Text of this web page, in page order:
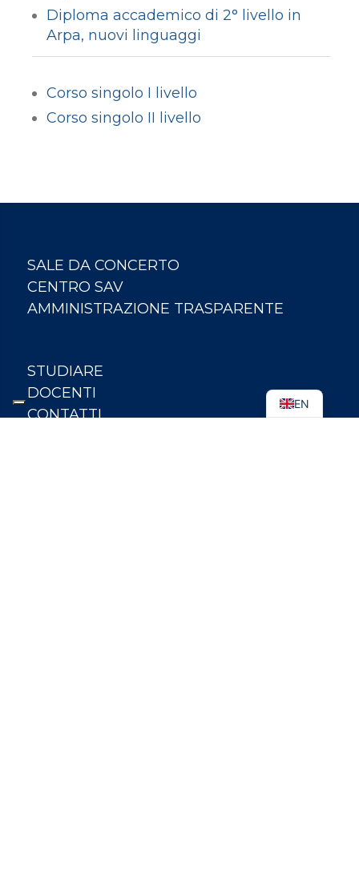
Diploma accademico di 2° livello in
Arpa, nuovi linguaggi
Corso singolo I livello
Corso singolo II livello
SALE DA CONCERTO
CENTRO SAV
AMMINISTRAZIONE TRASPARENTE
STUDIARE
DOCENTI
CONTATTI
EN